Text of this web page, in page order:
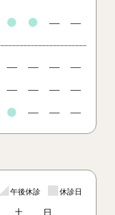
● ● ― ―
― ― ― ―
― ― ― ―
● ― ― ―
午後休診 休診日
土
日